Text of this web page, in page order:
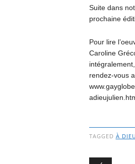
Suite dans
prochaine
Pour lire
Caroline
intégralement,
rendez-vous
TAGGED À DIEU